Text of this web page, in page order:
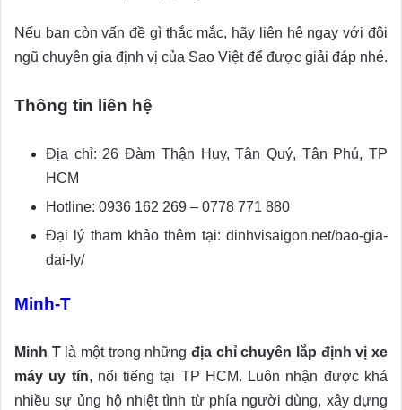
Nếu bạn còn vấn đề gì thắc mắc, hãy liên hệ ngay với đội
ngũ chuyên gia định vị của Sao Việt để được giải đáp nhé.
Thông tin liên hệ
Địa chỉ: 26 Đàm Thận Huy, Tân Quý, Tân Phú, TP
HCM
Hotline: 0936 162 269 – 0778 771 880
Đại lý tham khảo thêm tại: dinhvisaigon.net/bao-gia-
dai-ly/
Minh-T
Minh Tlà một trong nhữngđịa chỉ chuyên lắp định vị xe
máy uy tín, nổi tiếng tại TP HCM. Luôn nhận được khá
nhiều sự ủng hộ nhiệt tình từ phía người dùng, xây dựng